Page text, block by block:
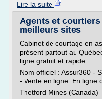
Lire la suite
Agents et courtiers
meilleurs sites
Cabinet de courtage en
présent partout au
ligne gratuit et rapide.
Nom officiel : Assur360 -
- Vente en ligne. En ligne
Thetford Mines (Canada)